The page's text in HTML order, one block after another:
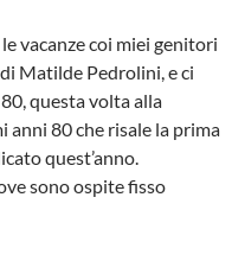
vacanze coi miei genitori
Matilde Pedrolini, e ci
questa volta alla
anni 80 che risale la prima
quest’anno.
sono ospite fisso